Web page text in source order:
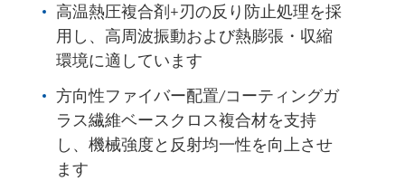
高温熱圧複合剤+刃の反り防止処理を採
用し、高周波振動および熱膨張・収縮
環境に適しています
方向性ファイバー配置/コーティングガ
ラス繊維ベースクロス複合材を支持
し、機械強度と反射均一性を向上させ
ます